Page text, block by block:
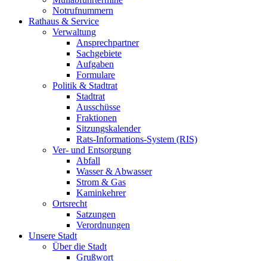
Notrufnummern
Rathaus & Service
Verwaltung
Ansprechpartner
Sachgebiete
Aufgaben
Formulare
Politik & Stadtrat
Stadtrat
Ausschüsse
Fraktionen
Sitzungskalender
Rats-Informations-System (RIS)
Ver- und Entsorgung
Abfall
Wasser & Abwasser
Strom & Gas
Kaminkehrer
Ortsrecht
Satzungen
Verordnungen
Unsere Stadt
Über die Stadt
Grußwort